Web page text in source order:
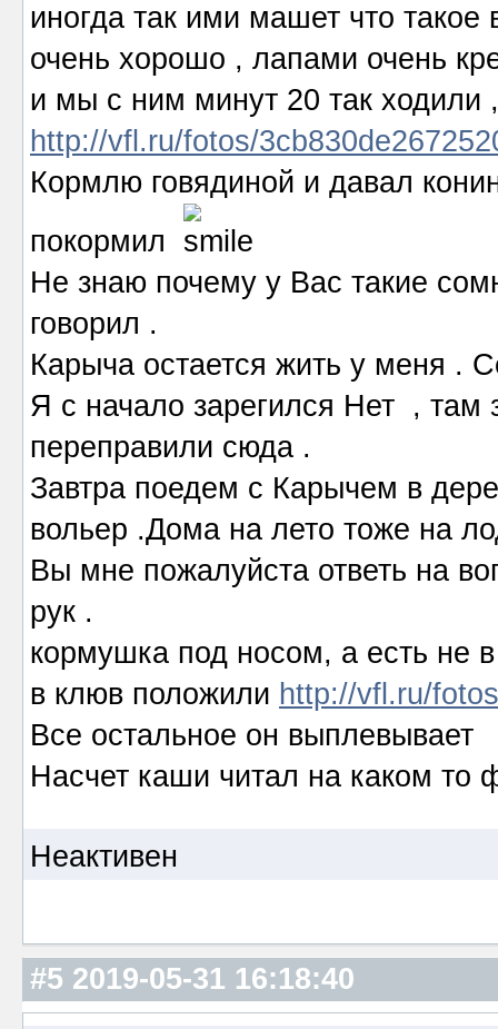
иногда так ими машет что такое
очень хорошо , лапами очень
и мы с ним минут 20 так ходили
http://vfl.ru/fotos/
Кормлю говядиной и давал
покормил
Не знаю почему у Вас такие
говорил .
Карыча остается жить у меня .
Я с начало зарегился Нет , там
переправили сюда .
Завтра поедем с Карычем в
вольер .Дома на лето тоже на
Вы мне пожалуйста ответь на
рук .
кормушка под носом, а есть не
в клюв положили http://vfl.ru/
Все остальное он выплевывает
Насчет каши читал на каком то
Неактивен
#5 2019-05-31 16:18:40